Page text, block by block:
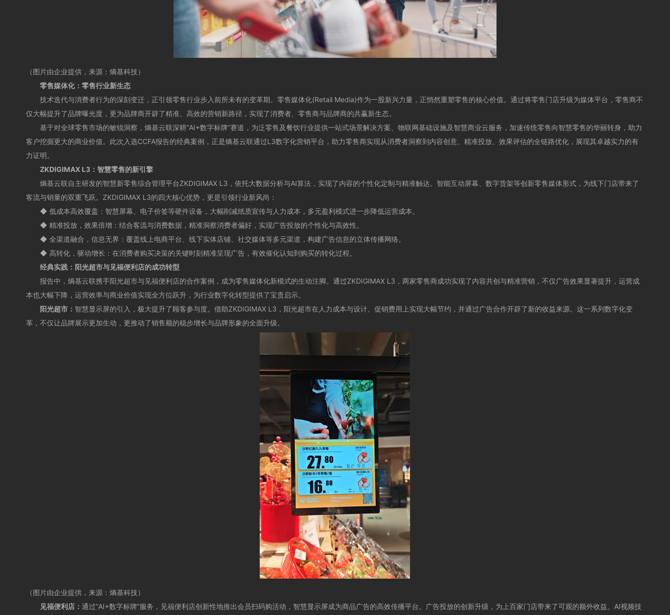
（图片由企业提供，来源： 熵基科技）
零售媒体化：零售行业新生态
技术迭代与消费者行为的深刻变迁，正引领零售行业步入前所未有的变革期。零售媒体化(Retail Media)作为一股新兴力量，正悄然重塑零售的核心价值。通过将零售门店升级为媒体平台，零售商不
仅大幅提升了品牌曝光度，更为品牌商开辟了精准、高效的营销新路径，实现了消费者、零售商与品牌商的共赢新生态。
基于对全球零售市场的敏锐洞察，熵基云联深耕“AI+数字标牌”赛道，为泛零售及餐饮行业提供一站式场景解决方案、物联网基础设施及智慧商业云服务，加速传统零售向智慧零售的华丽转身，助力
客户挖掘更大的商业价值。此次入选CCFA报告的经典案例，正是熵基云联通过L3数字化营销平台，助力零售商实现从消费者洞察到内容创意、精准投放、效果评估的全链路优化，展现其卓越实力的有
力证明。
ZKDIGIMAX L3：智慧零售的新引擎
熵基云联自主研发的智慧新零售综合管理平台ZKDIGIMAX L3，依托大数据分析与AI算法，实现了内容的个性化定制与精准触达。智能互动屏幕、数字货架等创新零售媒体形式，为线下门店带来了
客流与销量的双重飞跃。ZKDIGIMAX L3的四大核心优势，更是引领行业新风尚：
◆ 低成本高效覆盖：智慧屏幕、电子价签等硬件设备，大幅削减纸质宣传与人力成本，多元盈利模式进一步降低运营成本。
◆ 精准投放，效果倍增：结合客流与消费数据，精准洞察消费者偏好，实现广告投放的个性化与高效性。
◆ 全渠道融合，信息无界：覆盖线上电商平台、线下实体店铺、社交媒体等多元渠道，构建广告信息的立体传播网络。
◆ 高转化，驱动增长：在消费者购买决策的关键时刻精准呈现广告，有效催化认知到购买的转化过程。
经典实践：阳光超市与见福便利店的成功转型
报告中，熵基云联携手阳光超市与见福便利店的合作案例，成为零售媒体化新模式的生动注脚。通过ZKDIGIMAX L3，两家零售商成功实现了内容共创与精准营销，不仅广告效果显著提升，运营成
本也大幅下降，运营效率与商业价值实现全方位跃升，为行业数字化转型提供了宝贵启示。
阳光超市： 智慧显示屏的引入，极大提升了顾客参与度。借助ZKDIGIMAX L3，阳光超市在人力成本与设计、促销费用上实现大幅节约，并通过广告合作开辟了新的收益来源。这一系列数字化变
革，不仅让品牌展示更加生动，更推动了销售额的稳步增长与品牌形象的全面升级。
（图片由企业提供，来源： 熵基科技）
见福便利店： 通过“AI+数字标牌”服务，见福便利店创新性地推出会员扫码购活动，智慧显示屏成为商品广告的高效传播平台。广告投放的创新升级，为上百家门店带来了可观的额外收益。AI视频技